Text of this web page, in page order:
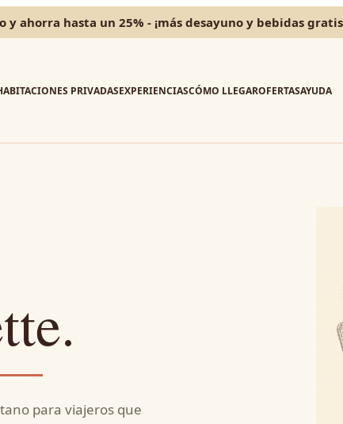
y ahorra hasta un 25% - ¡más desayuno y bebidas
PRIVADASEXPERIENCIASCÓMO LLEGAROFERTASAYUDA
para viajeros que